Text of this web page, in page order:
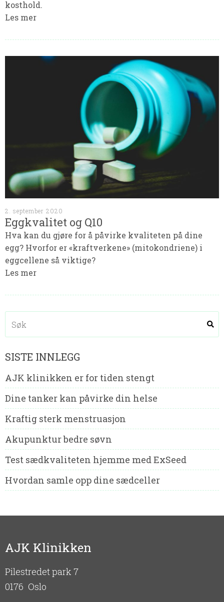
kosthold.
Les mer
2. september 2020
Eggkvalitet og Q10
Hva kan du gjøre for å påvirke kvaliteten på dine
egg? Hvorfor er «kraftverkene» (mitokondriene) i
eggcellene så viktige?
Les mer
SISTE INNLEGG
AJK klinikken er for tiden stengt
Dine tanker kan påvirke din helse
Kraftig sterk menstruasjon
Akupunktur bedre søvn
Test sædkvaliteten hjemme med ExSeed
Hvordan samle opp dine sædceller
AJK Klinikken
Pilestredet park 7
0176 Oslo